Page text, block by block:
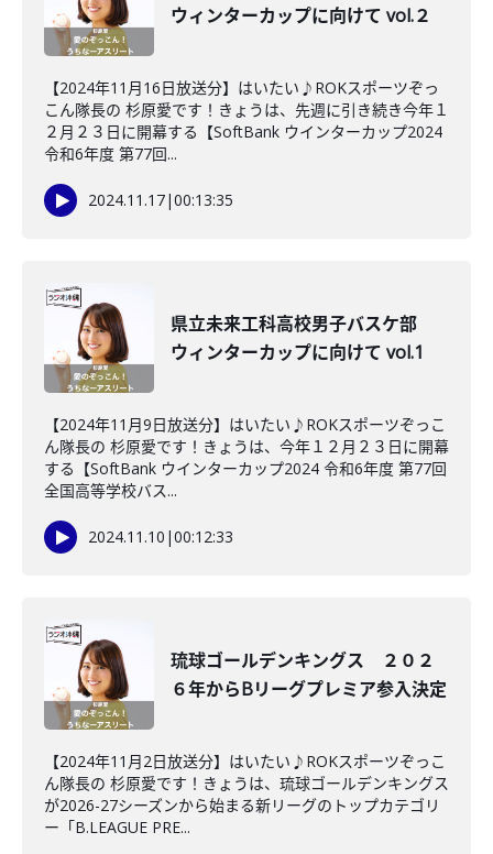
ウィンターカップに向けて vol.２
【2024年11月16日放送分】はいたい♪ROKスポーツぞっ
こん隊長の 杉原愛です！きょうは、先週に引き続き今年１
２月２３日に開幕する【SoftBank ウインターカップ2024
令和6年度 第77回...
2024.11.17|00:13:35
県立未来工科高校男子バスケ部
ウィンターカップに向けて vol.1
【2024年11月9日放送分】はいたい♪ROKスポーツぞっこ
ん隊長の 杉原愛です！きょうは、今年１２月２３日に開幕
する【SoftBank ウインターカップ2024 令和6年度 第77回
全国高等学校バス...
2024.11.10 |00:12:33
琉球ゴールデンキングス ２０２
６年からBリーグプレミア参入決定
【2024年11月2日放送分】はいたい♪ROKスポーツぞっこ
ん隊長の 杉原愛です！きょうは、琉球ゴールデンキングス
が2026-27シーズンから始まる新リーグのトップカテゴリ
ー「B.LEAGUE PRE...